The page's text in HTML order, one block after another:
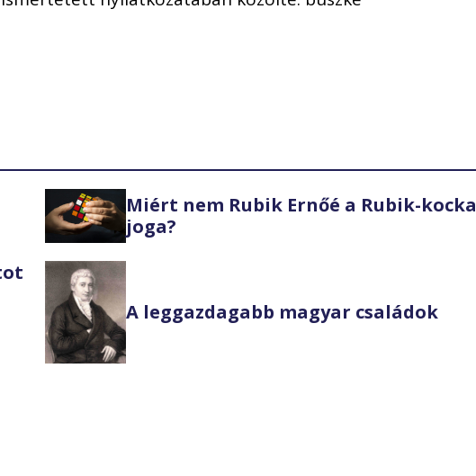
Miért nem Rubik Ernőé a Rubik-kocka
joga?
A leggazdagabb magyar családok